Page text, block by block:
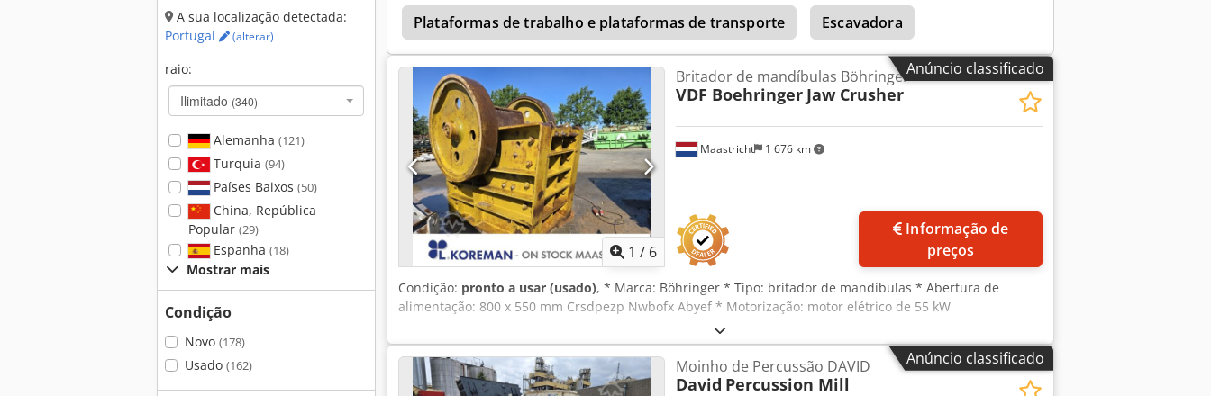
A sua localização detectada:
Portugal
(alterar)
raio:
Ilimitado (340)
Alemanha (121)
Turquia (94)
Países Baixos (50)
China, República
Popular (29)
Espanha (18)
Mostrar mais
Condição
Novo (178)
Usado (162)
Plataformas de trabalho e plataformas de transporte
Escavadora
Anúncio classificado
1 / 6
Maastricht 1 676 km
Britador de mandíbulas Böhringer
VDF Boehringer Jaw Crusher
preços
Condição: pronto a usar (usado), * Marca: Böhringer * Tipo: britador de mandíbulas * Abertura de
alimentação: 800 x 550 mm Crsdpezp Nwbofx Abyef * Motorização: motor elétrico de 55 kW
Anúncio classificado
Moinho de Percussão DAVID
David Percussion Mill